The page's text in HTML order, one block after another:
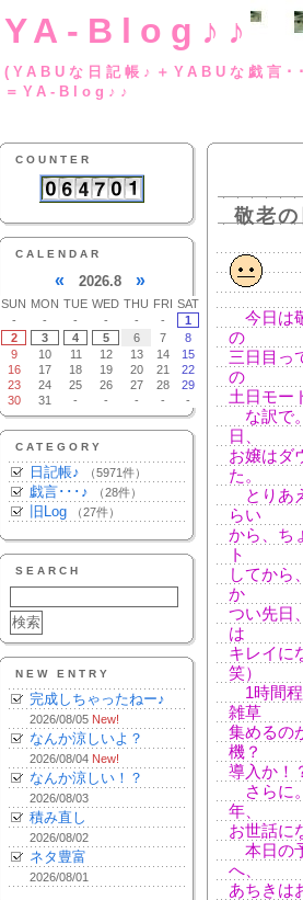
YA-Blog♪♪
(YABUな日記帳♪
＝YA-Blog♪♪
COUNTER
CALENDAR
« 2026.8 »
SUN MON TUE WED THU FRI SAT
-
- - - - -
1
2
3 4 5 6 7
8
9
10 11 12 13 14
15
16
17 18 19 20 21
22
23
24 25 26 27 28
29
30
31 - - - - -
CATEGORY
日記帳♪ （5971件）
戯言･･･♪ （28件）
旧Log （27件）
SEARCH
NEW ENTRY
完成しちゃったねー♪
2026/08/05 New!
なんか涼しいよ？
2026/08/04 New!
なんか涼しい！？
2026/08/03
積み直し
2026/08/02
ネタ豊富
2026/08/01
敬老
今日は
の
三日目っ
の
土日モー
な訳で
日、
お嬢はダ
た。
とりあ
らい
から、ち
ト
してから
か
つい先日
は
キレイに
笑）
1時間程
雑草
集めるの
機？
導入か！
さらに
年、
お世話に
本日の
へ、
あちきは